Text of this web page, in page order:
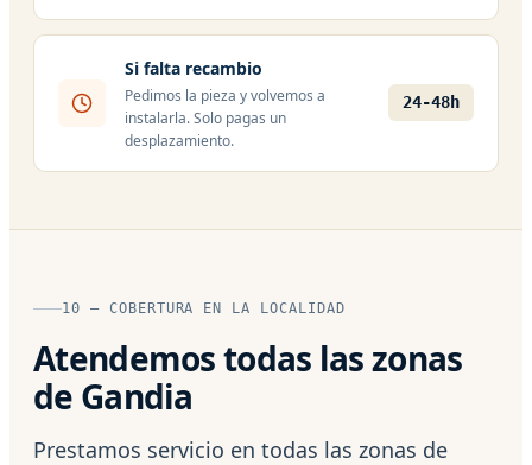
Si falta recambio
Pedimos la pieza y volvemos a
instalarla. Solo pagas un
desplazamiento.
24-48h
10 — COBERTURA EN LA LOCALIDAD
Atendemos todas las zonas
de Gandia
Prestamos servicio en todas las zonas de